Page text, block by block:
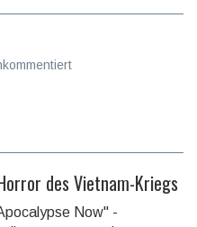
des Vietnam-Kriegs
Now" -